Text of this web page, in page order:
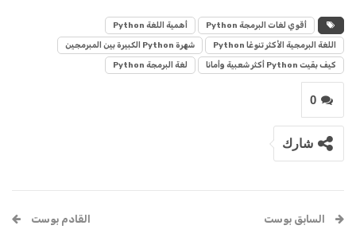
أقوي لغات البرمجة Python أهمية اللغة Python
اللغة البرمجية الأكثر تنوعًا Python شهرة Python الكبيرة بين المبرمجين
كيف بقيت Python أكثر شعبية وأمانا لغة البرمجة Python
0
شارك
السابق بوست القادم بوست